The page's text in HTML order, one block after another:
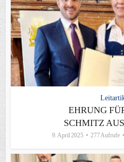
EHRUNG
SCHMITZ
9. April 2025 277 Aufrufe